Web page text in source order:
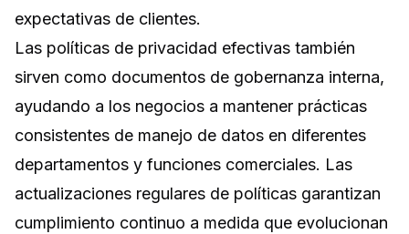
expectativas de clientes.
Las políticas de privacidad efectivas también
sirven como documentos de gobernanza interna,
ayudando a los negocios a mantener prácticas
consistentes de manejo de datos en diferentes
departamentos y funciones comerciales. Las
actualizaciones regulares de políticas garantizan
cumplimiento continuo a medida que evolucionan